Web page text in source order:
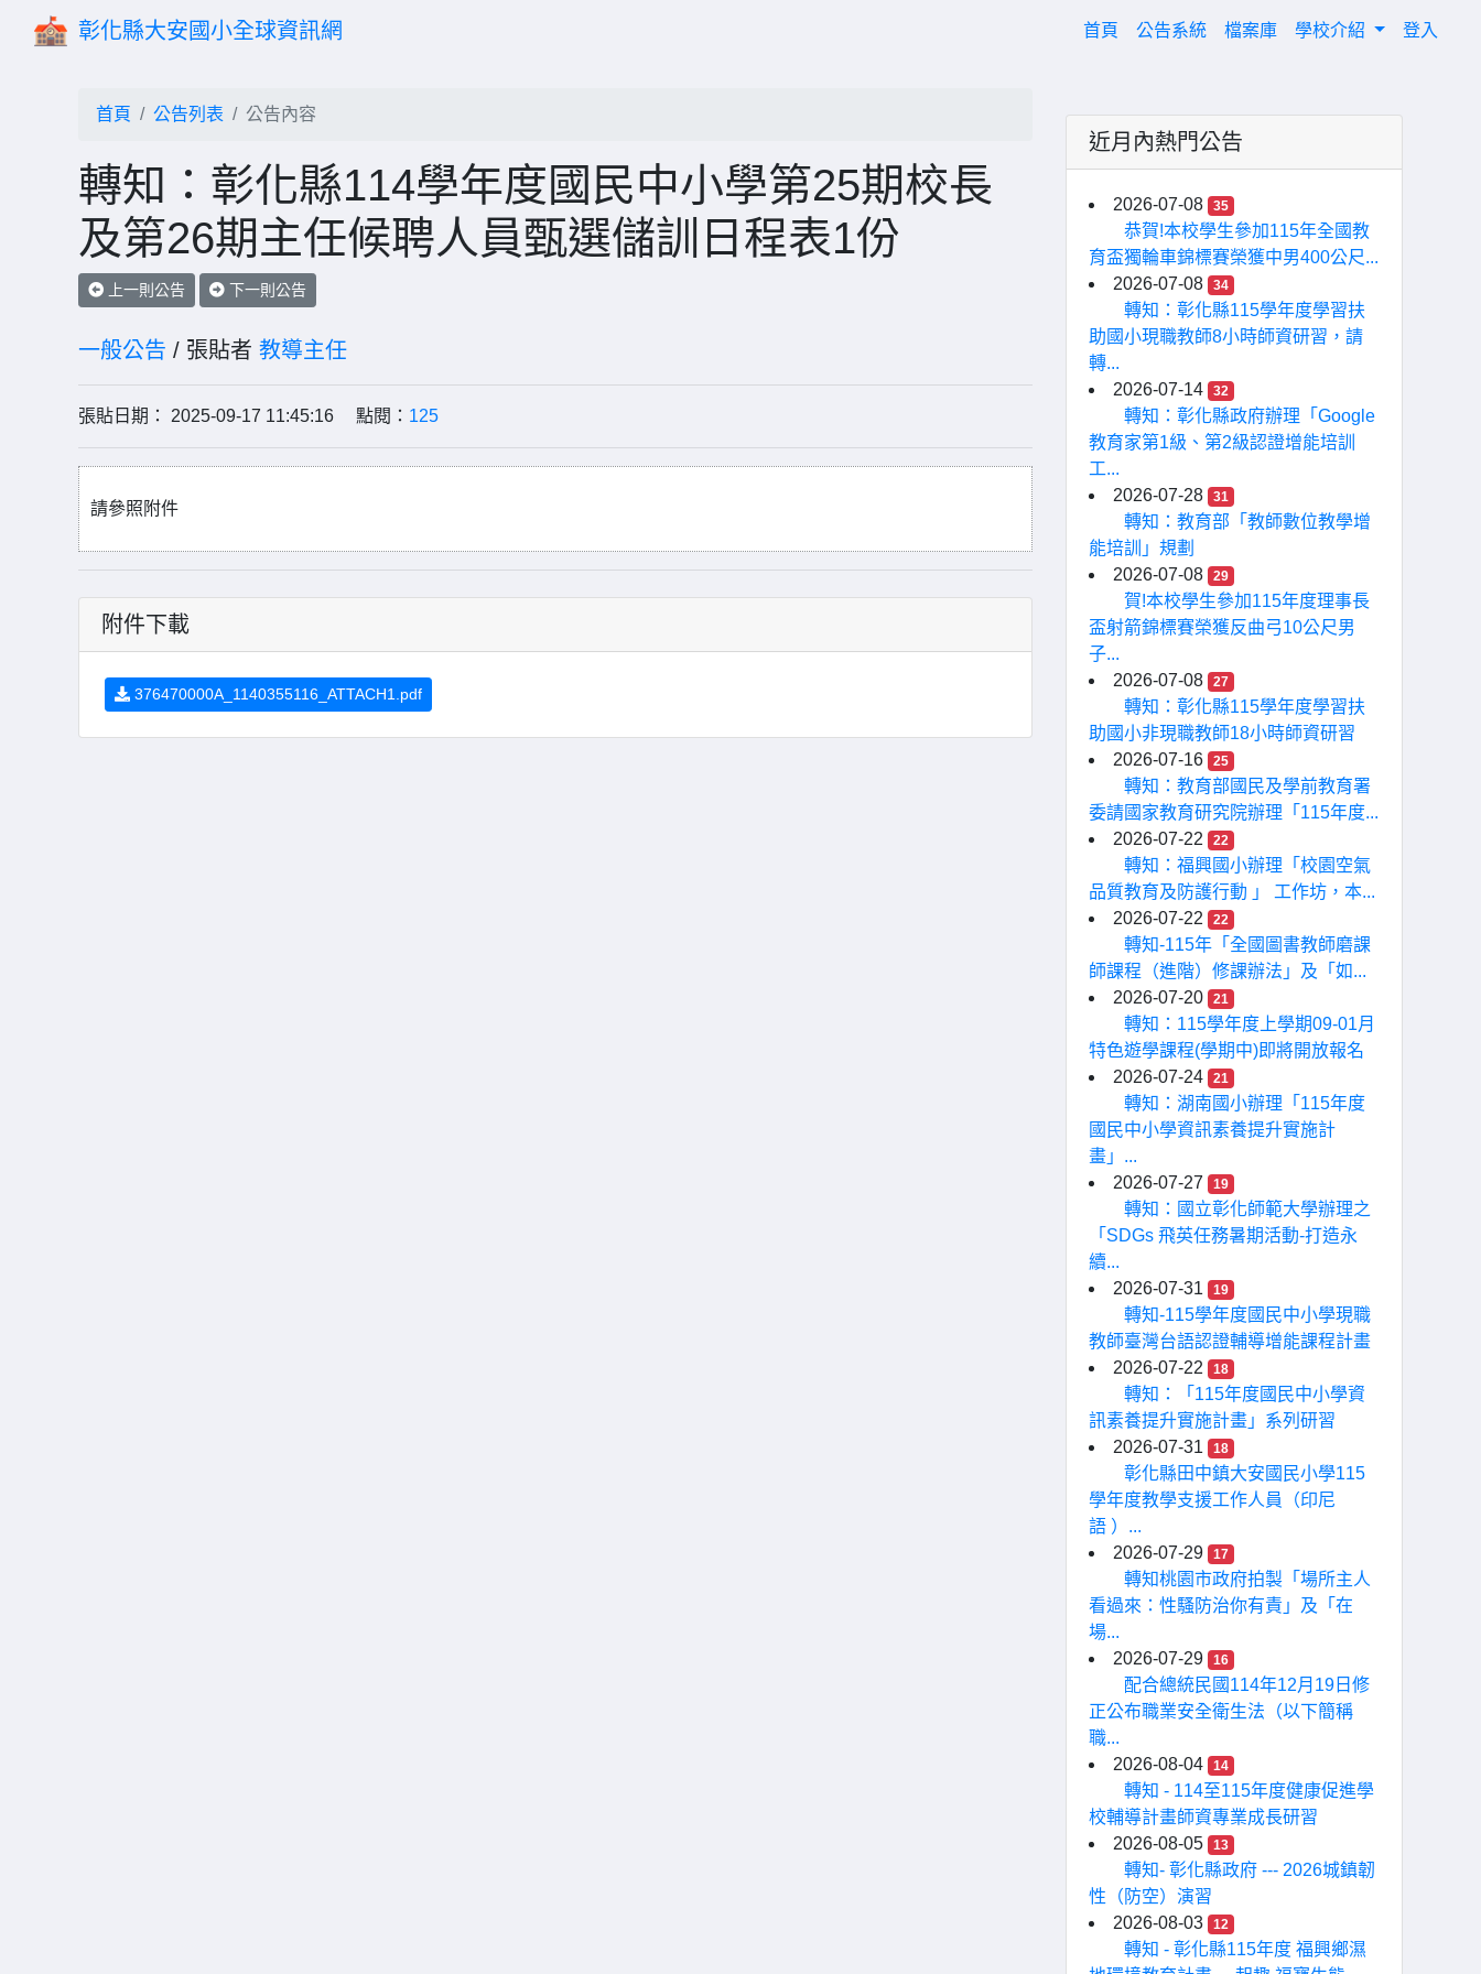
彰化縣大安國小全球資訊網 首頁 (current)
公告系統 檔案庫 學校介紹 登入
首頁 公告列表 公告內容
轉知：彰化縣114學年度國民中小學第25期校長
及第26期主任候聘人員甄選儲訓日程表1份
上一則公告 下一則公告
一般公告 / 張貼者 教導主任
張貼日期： 2025-09-17 11:45:16 點閱： 125
請參照附件
附件下載
376470000A_1140355116_ATTACH1.pdf
近月內熱門公告
2026-07-08 35
恭賀!本校學生參加115年全國教
育盃獨輪車錦標賽榮獲中男400公尺...
2026-07-08
34
轉知：彰化縣115學年度學習扶
助國小現職教師8小時師資研習，請
轉...
2026-07-14
32
轉知：彰化縣政府辦理「Google
教育家第1級、第2級認證增能培訓
工...
2026-07-28
31
轉知：教育部「教師數位教學增
能培訓」規劃
2026-07-08
29
賀!本校學生參加115年度理事長
盃射箭錦標賽榮獲反曲弓10公尺男
子...
2026-07-08
27
轉知：彰化縣115學年度學習扶
助國小非現職教師18小時師資研習
2026-07-16
25
轉知：教育部國民及學前教育署
委請國家教育研究院辦理「115年度...
2026-07-22
22
轉知：福興國小辦理「校園空氣
品質教育及防護行動 」 工作坊，本...
2026-07-22
22
轉知-115年「全國圖書教師磨課
師課程（進階）修課辦法」及「如...
2026-07-20
21
轉知：115學年度上學期09-01月
特色遊學課程(學期中)即將開放報名
2026-07-24
21
轉知：湖南國小辦理「115年度
國民中小學資訊素養提升實施計
畫」...
2026-07-27
19
轉知：國立彰化師範大學辦理之
「SDGs 飛英任務暑期活動-打造永
續...
2026-07-31
19
轉知-115學年度國民中小學現職
教師臺灣台語認證輔導增能課程計畫
2026-07-22
18
轉知：「115年度國民中小學資
訊素養提升實施計畫」系列研習
2026-07-31
18
彰化縣田中鎮大安國民小學115
學年度教學支援工作人員（印尼
語 ）...
2026-07-29
17
轉知桃園市政府拍製「場所主人
看過來：性騷防治你有責」及「在
場...
2026-07-29
16
配合總統民國114年12月19日修
正公布職業安全衛生法（以下簡稱
職...
2026-08-04
14
轉知 - 114至115年度健康促進學
校輔導計畫師資專業成長研習
2026-08-05
13
轉知- 彰化縣政府 --- 2026城鎮韌
性（防空）演習
2026-08-03
12
轉知 - 彰化縣115年度 福興鄉濕